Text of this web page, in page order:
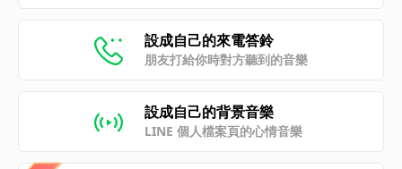
設成自己的來電答鈴
朋友打給你時對方聽到的音樂
設成自己的背景音樂
LINE 個人檔案頁的心情音樂